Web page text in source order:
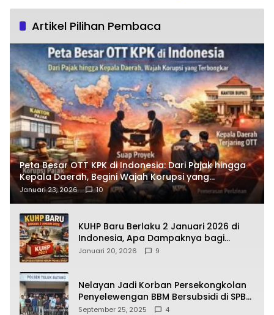
Artikel Pilihan Pembaca
Peta Besar OTT KPK di Indonesia: Dari Pajak hingga
Kepala Daerah, Begini Wajah Korupsi yang
Terbongkar
Januari 23, 2026 10
KUHP Baru Berlaku 2 Januari 2026 di
Indonesia, Apa Dampaknya bagi
Kehidupan Warga? Ini Aturan Kunci
Januari 20, 2026 9
Nelayan Jadi Korban Persekongkolan
Penyelewengan BBM Bersubsidi di SPBU
64.78809 Teluk Batang
September 25, 2025 4